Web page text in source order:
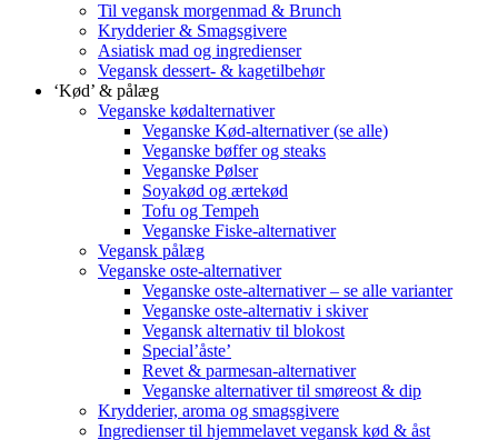
Til vegansk morgenmad & Brunch
Krydderier & Smagsgivere
Asiatisk mad og ingredienser
Vegansk dessert- & kagetilbehør
‘Kød’ & pålæg
Veganske kødalternativer
Veganske Kød-alternativer (se alle)
Veganske bøffer og steaks
Veganske Pølser
Soyakød og ærtekød
Tofu og Tempeh
Veganske Fiske-alternativer
Vegansk pålæg
Veganske oste-alternativer
Veganske oste-alternativer – se alle varianter
Veganske oste-alternativ i skiver
Vegansk alternativ til blokost
Special’åste’
Revet & parmesan-alternativer
Veganske alternativer til smøreost & dip
Krydderier, aroma og smagsgivere
Ingredienser til hjemmelavet vegansk kød & åst